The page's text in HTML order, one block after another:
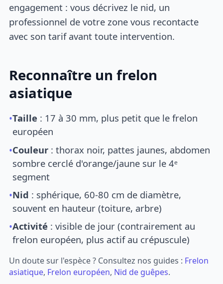
engagement : vous décrivez le nid, un
professionnel de votre zone vous recontacte
avec son tarif avant toute intervention.
Reconnaître un frelon
asiatique
•Taille : 17 à 30 mm, plus petit que le frelon
européen
•Couleur : thorax noir, pattes jaunes, abdomen
sombre cerclé d'orange/jaune sur le 4ᵉ
segment
•Nid : sphérique, 60-80 cm de diamètre,
souvent en hauteur (toiture, arbre)
•Activité : visible de jour (contrairement au
frelon européen, plus actif au crépuscule)
Un doute sur l'espèce ? Consultez nos guides : Frelon
asiatique, Frelon européen, Nid de guêpes.